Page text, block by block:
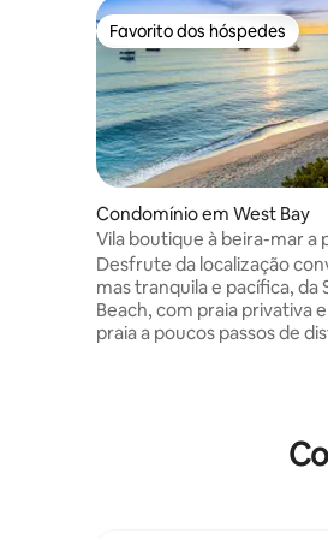
Favorito dos hóspedes
Favorito dos hóspedes
Condomínio em West Bay
Vila boutique à beira-mar a
passos de Seven Mile Beach
Desfrute da localização
mas tranquila e pacífica, da
Beach, com praia privativa
praia a poucos passos de
caminhe por toda a praia
do lado de fora da sua